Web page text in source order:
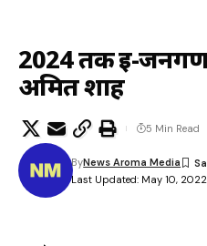
2024 तक ई-
अमित शाह
Last Updated: May 10, 2022
ByNews Aroma Media
5 Min Read